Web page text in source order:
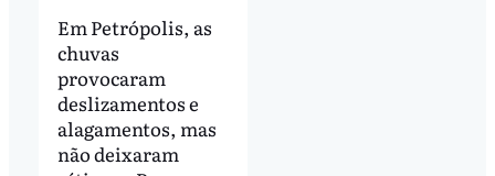
Em Petrópolis, as
chuvas
provocaram
deslizamentos e
alagamentos, mas
não deixaram